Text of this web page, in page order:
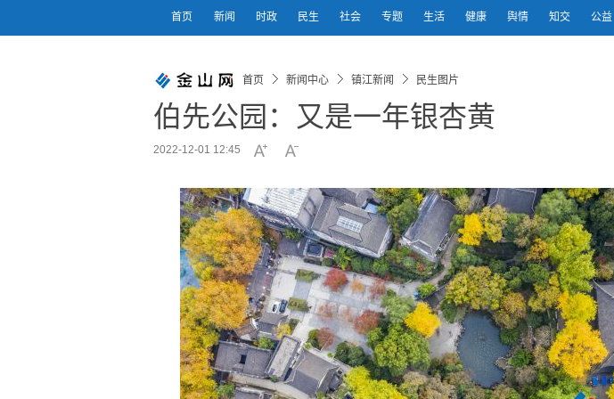
首页 新闻 时政 民生 社会 专题 生活 健康 舆情 知交 公益
首页 新闻中心 镇江新闻 民生图片
伯先公园：又是一年银杏黄
2022-12-01 12:45